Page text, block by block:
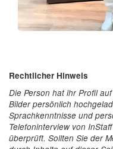
Rechtlicher Hinweis
Die Person hat ihr Profil
Bilder persönlich
Sprachkenntnisse und
Telefoninterview von
überprüft. Sollten Sie der